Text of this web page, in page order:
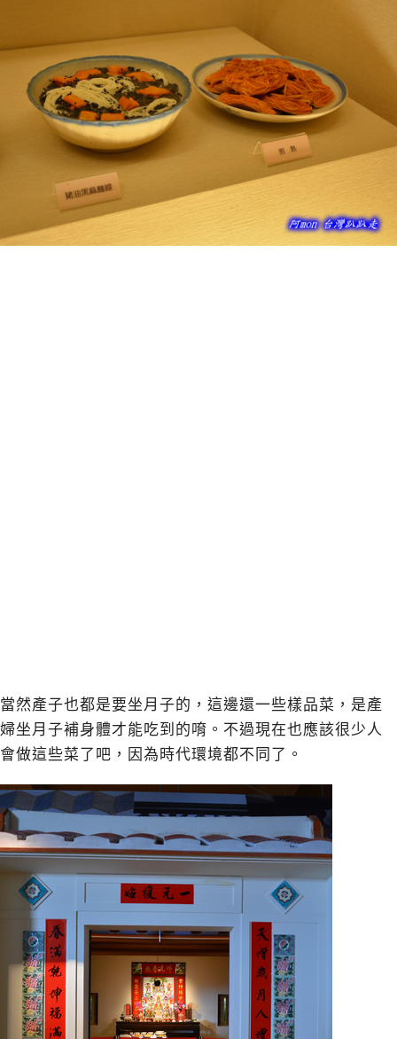
當然產子也都是要坐月子的，這邊還一些樣品菜，是產
婦坐月子補身體才能吃到的唷。不過現在也應該很少人
會做這些菜了吧，因為時代環境都不同了。